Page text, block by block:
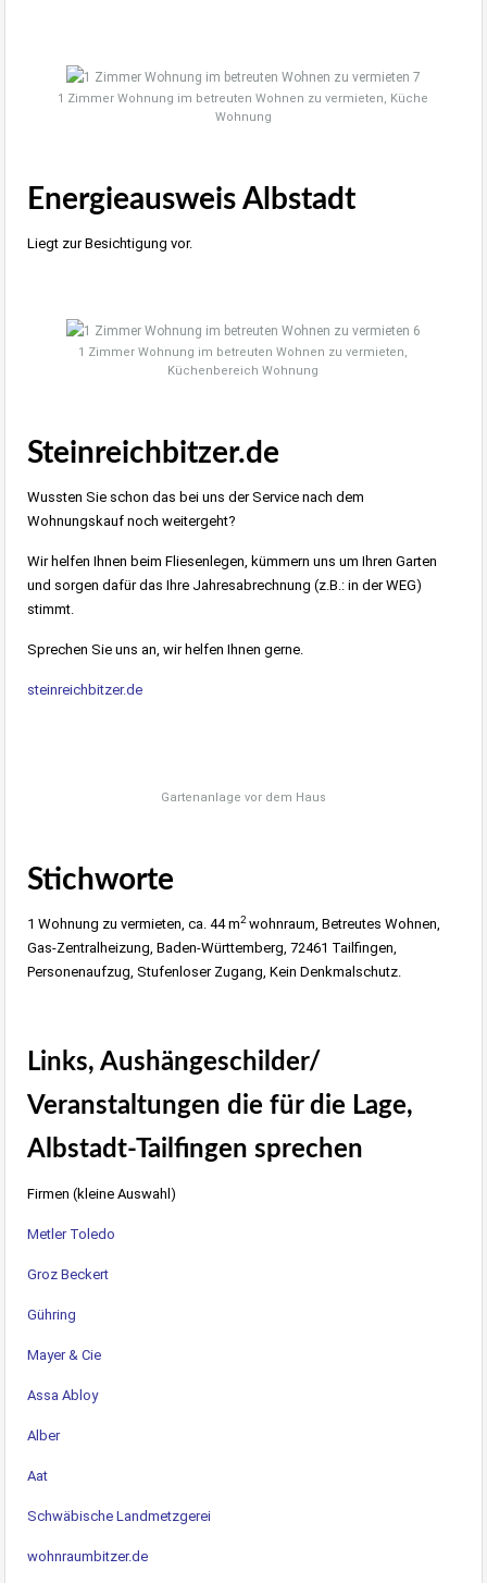
1 Zimmer Wohnung im betreuten Wohnen zu vermieten, Küche
Wohnung
Energieausweis Albstadt
Liegt zur Besichtigung vor.
1 Zimmer Wohnung im betreuten Wohnen zu vermieten,
Küchenbereich Wohnung
Steinreichbitzer.de
Wussten Sie schon das bei uns der Service nach dem
Wohnungskauf noch weitergeht?
Wir helfen Ihnen beim Fliesenlegen, kümmern uns um Ihren Garten
und sorgen dafür das Ihre Jahresabrechnung (z.B.: in der WEG)
stimmt.
Sprechen Sie uns an, wir helfen Ihnen gerne.
steinreichbitzer.de
Gartenanlage vor dem Haus
Stichworte
1 Wohnung zu vermieten, ca. 44 m2wohnraum, Betreutes Wohnen,
Gas-Zentralheizung, Baden-Württemberg, 72461 Tailfingen,
Personenaufzug, Stufenloser Zugang, Kein Denkmalschutz.
Links, Aushängeschilder/
Veranstaltungen die für die Lage,
Albstadt-Tailfingen sprechen
Firmen (kleine Auswahl)
Metler Toledo
Groz Beckert
Gühring
Mayer & Cie
Assa Abloy
Alber
Aat
Schwäbische Landmetzgerei
wohnraumbitzer.de